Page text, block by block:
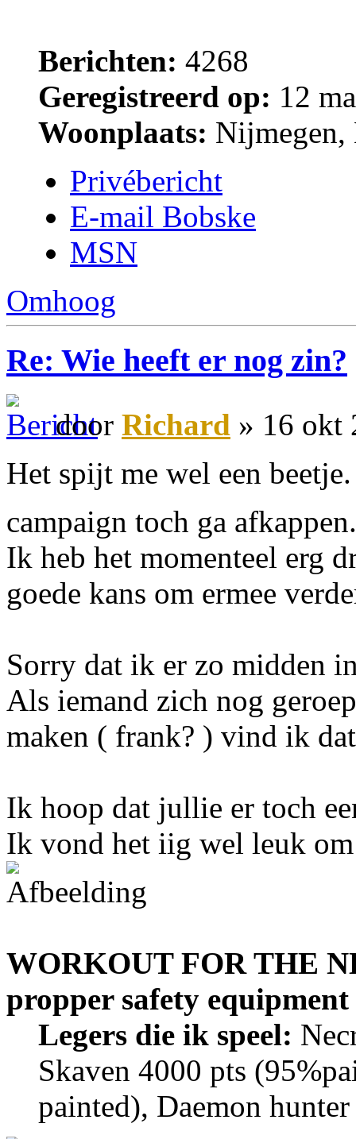
Berichten: 4268
Geregistreerd op: 12
Woonplaats:
Privébericht
E-mail Bobske
MSN
Omhoog
Re: Wie heeft er nog zin?
door Richard » 16 okt
Het spijt me wel een
campaign toch ga
Ik heb het momenteel erg
goede kans om ermee
Sorry dat ik er zo midden
Als iemand zich nog
maken ( frank? ) vind ik
Ik hoop dat jullie er toch
Ik vond het iig wel leuk
WORKOUT FOR THE
propper safety equipment
Legers die ik speel:
Skaven 4000 pts
painted), Daemon